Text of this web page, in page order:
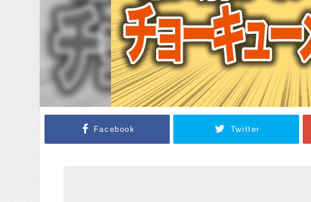
Facebook Twitter